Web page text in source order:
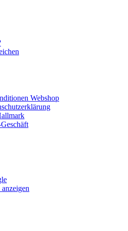
Webshop